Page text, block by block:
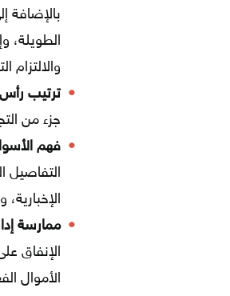
بالإضافة
الطويلة،
والالتزام
ترتيب رأس
جزء من
فهم
التفاصيل
الإخبارية،
ممارسة
الإنفاق
الأموال